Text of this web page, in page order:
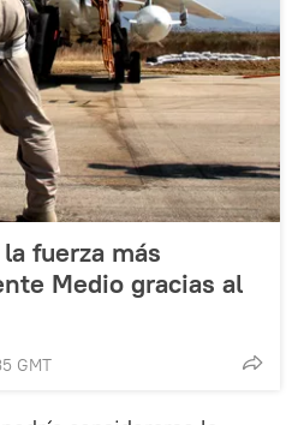
fuerza más
Medio gracias al
GMT